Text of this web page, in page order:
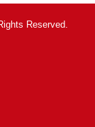
Reserved.